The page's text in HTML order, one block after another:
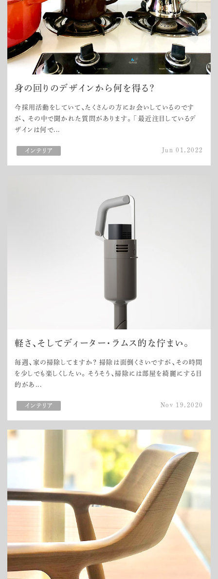
身の回りのデザインから何を得る？
今採用活動をしていて、たくさんの方にお会いしているのです
が、 その中で聞かれた質問があります。 「最近注目しているデ
ザインは何で...
Jun 01,2022
軽さ、そしてディーター・ラムス的な佇まい。
毎週、家の掃除してますか？ 掃除は面倒くさいですが、その時間
を少しでも楽しくしたい。 そうそう、掃除には部屋を綺麗にする目
的があ...
Nov 19,2020